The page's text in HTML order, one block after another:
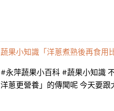
蔬果小知識「洋蔥煮熟後再食用
#永萍蔬果小百科 #蔬果小知識
洋蔥更營養」的傳聞呢 今天要